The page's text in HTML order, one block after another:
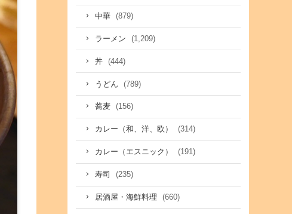
中華 (879)
ラーメン (1,209)
丼 (444)
うどん (789)
蕎麦 (156)
カレー（和、洋、欧） (314)
カレー（エスニック） (191)
寿司 (235)
居酒屋・海鮮料理 (660)